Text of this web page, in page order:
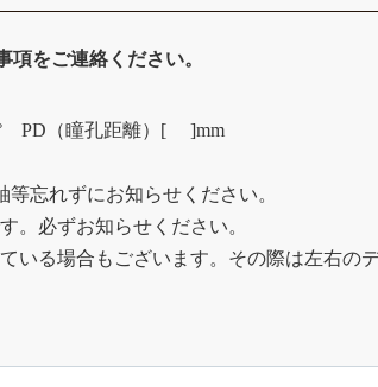
をご連絡ください。
（瞳孔距離）[ ]mm
忘れずにお知らせください。
必ずお知らせください。
いる場合もございます。その際は左右の